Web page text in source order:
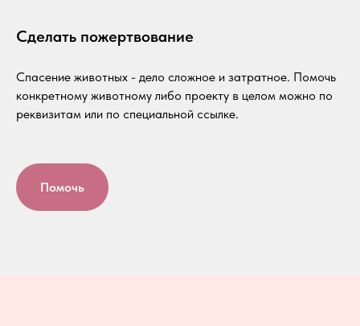
Сделать пожертвование
Спасение животных - дело сложное и затратное. Помочь
конкретному животному либо проекту в целом можно по
реквизитам или по специальной ссылке.
Помочь